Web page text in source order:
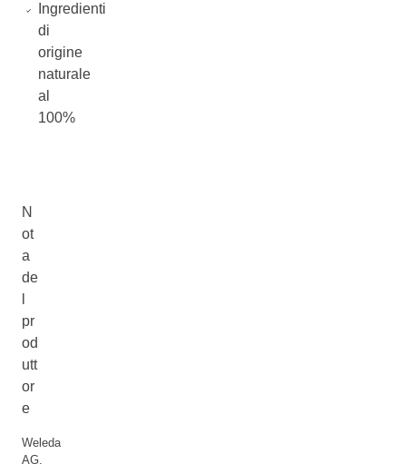
Ingredienti
di
origine
naturale
al
100%
N
ot
a
de
pr
od
utt
or
e
Weleda
AG,